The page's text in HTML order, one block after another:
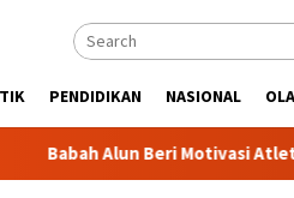
PENDIDIKAN NASIONAL
Alun Beri Motivasi Atlet